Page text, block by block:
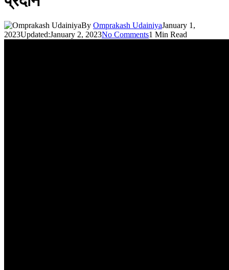
By Omprakash UdainiyaJanuary 1,
2023Updated:January 2, 2023No Comments1 Min Read